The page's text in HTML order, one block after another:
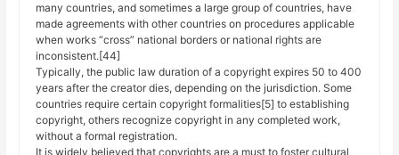
many countries, and sometimes a large group of countries, have
made agreements with other countries on procedures applicable
when works “cross” national borders or national rights are
inconsistent.[44]
Typically, the public law duration of a copyright expires 50 to 400
years after the creator dies, depending on the jurisdiction. Some
countries require certain copyright formalities[5] to establishing
copyright, others recognize copyright in any completed work,
without a formal registration.
It is widely believed that copyrights are a must to foster cultural